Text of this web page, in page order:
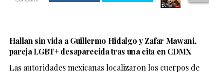
Hallan sin vida a Guillermo Hidalgo y Zafar Mawani,
pareja LGBT+ desaparecida tras una cita en CDMX
Las autoridades mexicanas localizaron los cuerpos de